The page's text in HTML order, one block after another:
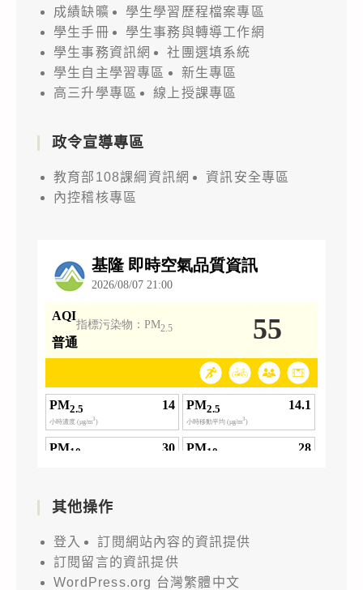
成績缺曠
學生學習歷程檔案專區
學生手冊
學生事務與轉導工作網
學生事務資訊網
社團選填系統
學生自主學習專區
新生專區
高三升學專區
線上授課專區
政令宣導專區
教育部108課綱資訊網
資訊安全專區
內控稽核專區
其他操作
登入
訂閱網站內容的資訊提供
訂閱留言的資訊提供
WordPress.org 台灣繁體中文